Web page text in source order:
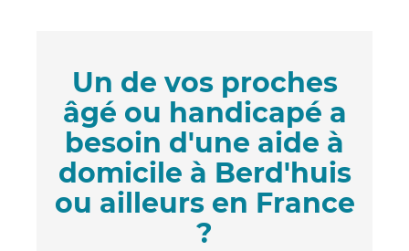
Un de vos proches
âgé ou handicapé a
besoin d'une aide à
domicile à Berd'huis
ou ailleurs en France
?